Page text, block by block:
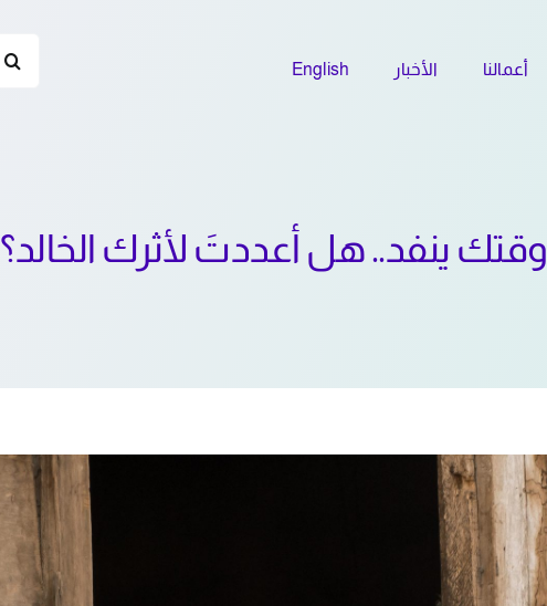
أعمالنا الأخبار English
عن:
وقتك ينفد.. هل أعددتَ لأثرك الخالد؟